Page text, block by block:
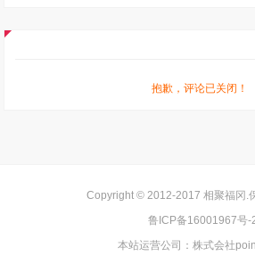
抱歉，评论已关闭！
Copyright © 2012-2017 相聚福冈 .
鲁ICP备16001967号-
本站运营公司： 株式会社